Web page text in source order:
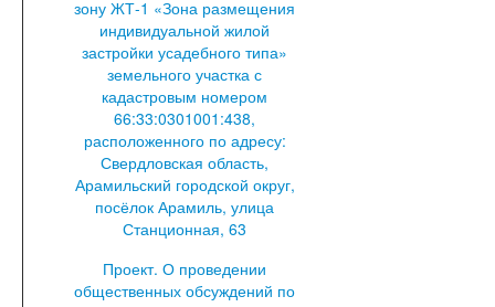
зону ЖТ-1 «Зона размещения
индивидуальной жилой
застройки усадебного типа»
земельного участка с
кадастровым номером
66:33:0301001:438,
расположенного по адресу:
Свердловская область,
Арамильский городской округ,
посёлок Арамиль, улица
Станционная, 63
Проект. О проведении
общественных обсуждений по